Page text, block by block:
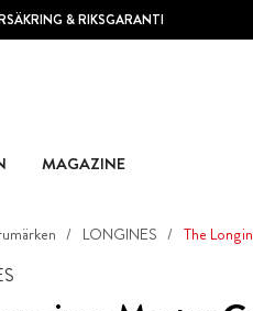
& RIKSGARANTI
MAGAZINE
LONGINES The